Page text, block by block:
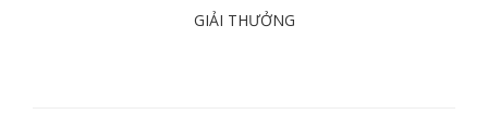
GIẢI THƯỞNG